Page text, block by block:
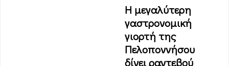
Η μεγαλύτερη
γαστρονομική
γιορτή της
Πελοποννήσου
δίνει ραντεβού